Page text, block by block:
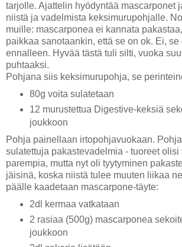
tarjolle. Ajattelin hyödyntää mascarponet
niistä ja vadelmista keksimurupohjalle.
muille: mascarponea ei kannata
paikkaa sanotaankin, että se on ok. Ei, se
ennalleen. Hyvää tästä tuli silti, vuoka
puhtaaksi.
Pohjana siis keksimurupohja, se
80g voita sulatetaan
12 murustettua Digestive-keksiä
joukkoon
Pohja painellaan irtopohjavuokaan.
sulatettuja pakastevadelmia - tuoreet olisi
parempia, mutta nyt oli tyytyminen
jäisinä, koska niistä tulee muuten liikaa
päälle kaadetaan mascarpone-täyte:
2dl kermaa vatkataan
2 rasiaa (500g) mascarponea
joukkoon